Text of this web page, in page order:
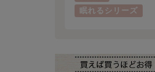
眠れるシリーズ